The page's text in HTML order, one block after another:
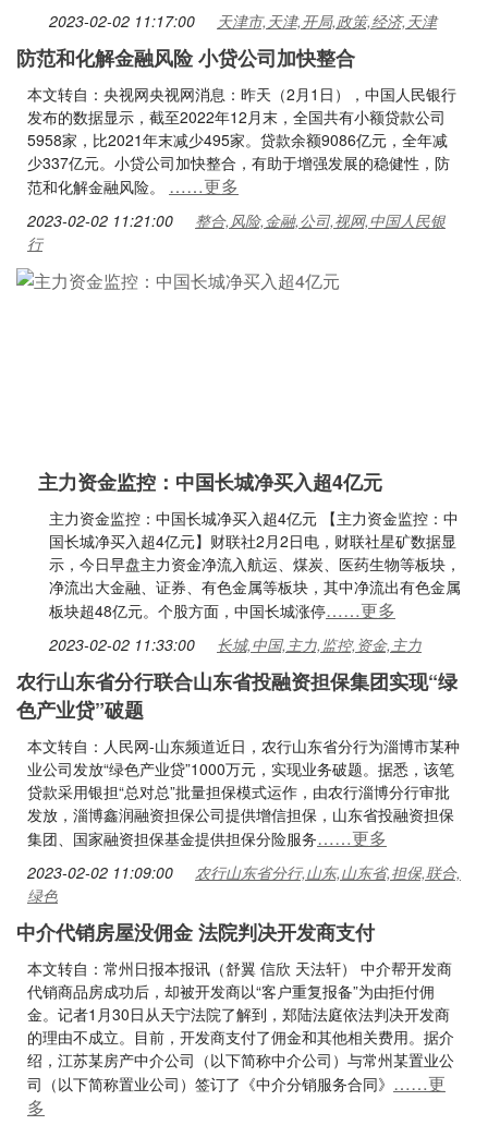
2023-02-02 11:17:00 天津市,天津,开局,政策,经济,天津
防范和化解金融风险 小贷公司加快整合
本文转自：央视网央视网消息：昨天（2月1日），中国人民银行
发布的数据显示，截至2022年12月末，全国共有小额贷款公司
5958家，比2021年末减少495家。贷款余额9086亿元，全年减
少337亿元。小贷公司加快整合，有助于增强发展的稳健性，防
范和化解金融风险。 ……更多
2023-02-02 11:21:00
整合,风险,金融,公司,视网,中国人民银
行
主力资金监控：中国长城净买入超4亿元
主力资金监控：中国长城净买入超4亿元 【主力资金监控：中
国长城净买入超4亿元】财联社2月2日电，财联社星矿数据显
示，今日早盘主力资金净流入航运、煤炭、医药生物等板块，
净流出大金融、证券、有色金属等板块，其中净流出有色金属
板块超48亿元。个股方面，中国长城涨停……更多
2023-02-02 11:33:00 长城,中国,主力,监控,资金,主力
农行山东省分行联合山东省投融资担保集团实现“绿
色产业贷”破题
本文转自：人民网-山东频道近日，农行山东省分行为淄博市某种
业公司发放“绿色产业贷”1000万元，实现业务破题。据悉，该笔
贷款采用银担“总对总”批量担保模式运作，由农行淄博分行审批
发放，淄博鑫润融资担保公司提供增信担保，山东省投融资担保
集团、国家融资担保基金提供担保分险服务……更多
2023-02-02 11:09:00
农行山东省分行,山东,山东省,担保,联合,
绿色
中介代销房屋没佣金 法院判决开发商支付
本文转自：常州日报本报讯（舒翼 信欣 天法轩） 中介帮开发商
代销商品房成功后，却被开发商以“客户重复报备”为由拒付佣
金。记者1月30日从天宁法院了解到，郑陆法庭依法判决开发商
的理由不成立。目前，开发商支付了佣金和其他相关费用。据介
绍，江苏某房产中介公司（以下简称中介公司）与常州某置业公
司（以下简称置业公司）签订了《中介分销服务合同》 ……更
多